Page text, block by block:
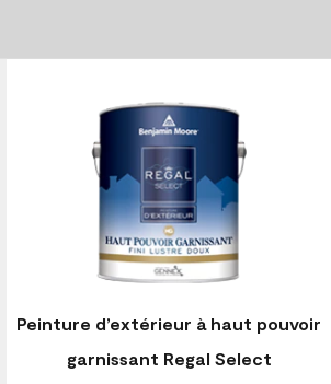
Peinture d’extérieur à haut pouvoir
garnissant Regal Select